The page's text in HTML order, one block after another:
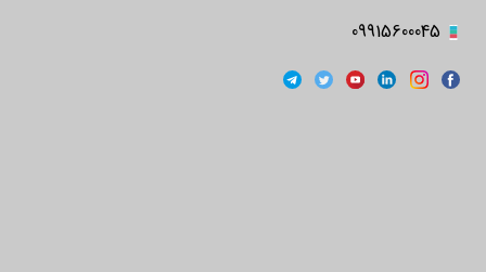
09915600045